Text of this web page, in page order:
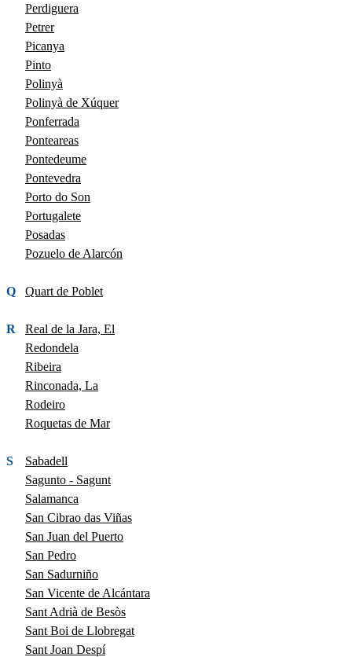
Perdiguera
Petrer
Picanya
Pinto
Polinyà
Polinyà de Xúquer
Ponferrada
Ponteareas
Pontedeume
Pontevedra
Porto do Son
Portugalete
Posadas
Pozuelo de Alarcón
Q Quart de Poblet
R
Real de la Jara, El
Redondela
Ribeira
Rinconada, La
Rodeiro
Roquetas de Mar
S
Sabadell
Sagunto - Sagunt
Salamanca
San Cibrao das Viñas
San Juan del Puerto
San Pedro
San Sadurniño
San Vicente de Alcántara
Sant Adrià de Besòs
Sant Boi de Llobregat
Sant Joan Despí